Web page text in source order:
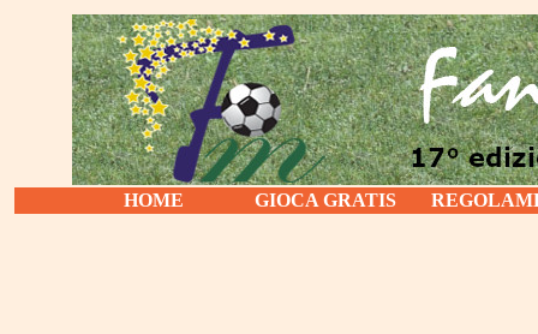
HOME GIOCA GRATIS